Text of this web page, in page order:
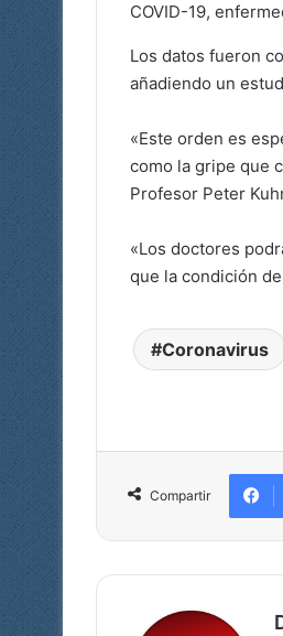
COVID-19,
Los datos fueron
añadiendo un
«Este orden es
como la gripe que
Profesor Peter
«Los doctores
que la condición
Coronavirus
Compartir